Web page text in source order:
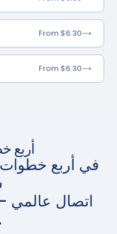
From $6.30
From $6.30
أربع
اتصال عالمي